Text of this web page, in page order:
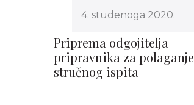
4. studenoga 2020.
Priprema odgojitelja
pripravnika za polaganje
stručnog ispita